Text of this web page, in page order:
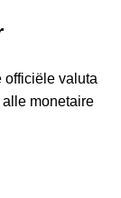
officiële valuta
monetaire